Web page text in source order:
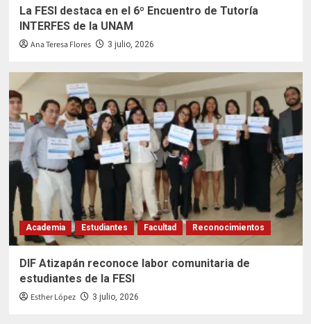
La FESI destaca en el 6º Encuentro de Tutoría
INTERFES de la UNAM
Ana Teresa Flores 3 julio, 2026
Academia Estudiantes Facultad Reconocimientos
DIF Atizapán reconoce labor comunitaria de
estudiantes de la FESI
Esther López 3 julio, 2026